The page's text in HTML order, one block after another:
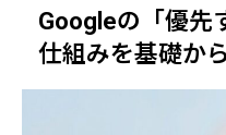
Googleの「優先
仕組みを基礎か